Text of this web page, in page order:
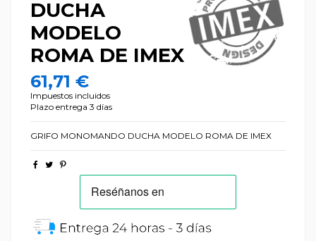
DUCHA
MODELO
ROMA DE IMEX
61,71 €
Impuestos incluidos
Plazo entrega 3 días
GRIFO MONOMANDO DUCHA MODELO ROMA DE IMEX